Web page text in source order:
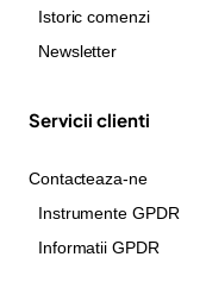
Istoric comenzi
Newsletter
Servicii clienti
Contacteaza-ne
Instrumente GPDR
Informatii GPDR